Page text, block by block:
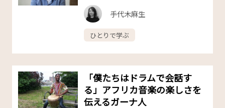
手代木麻生
ひとりで学ぶ
「僕たちはドラムで会話す
る」アフリカ音楽の楽しさを
伝えるガーナ人